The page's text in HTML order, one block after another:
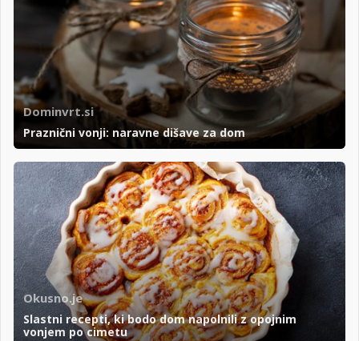
Dominvrt.si
Praznični vonji: naravne dišave za dom
Okusno.je
Slastni recepti, ki bodo dom napolnili z opojnim
vonjem po cimetu